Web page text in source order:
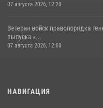
07 августа 2026, 12:20
Ветеран войск правопорядка
выпуска «...
07 августа 2026, 12:00
НАВИГАЦИЯ